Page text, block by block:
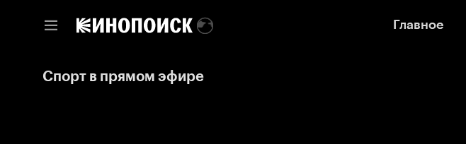
Главное
Главное
Спорт в прямом эфире